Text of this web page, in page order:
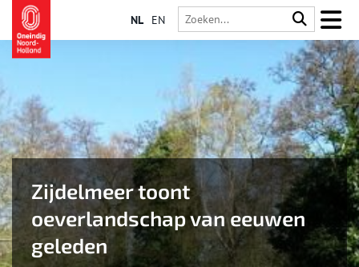
NL EN
Zijdelmeer toont
oeverlandschap van eeuwen
geleden